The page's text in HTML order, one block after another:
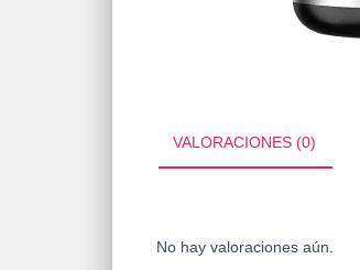
VALORACIONES (0)
No hay valoraciones aún.